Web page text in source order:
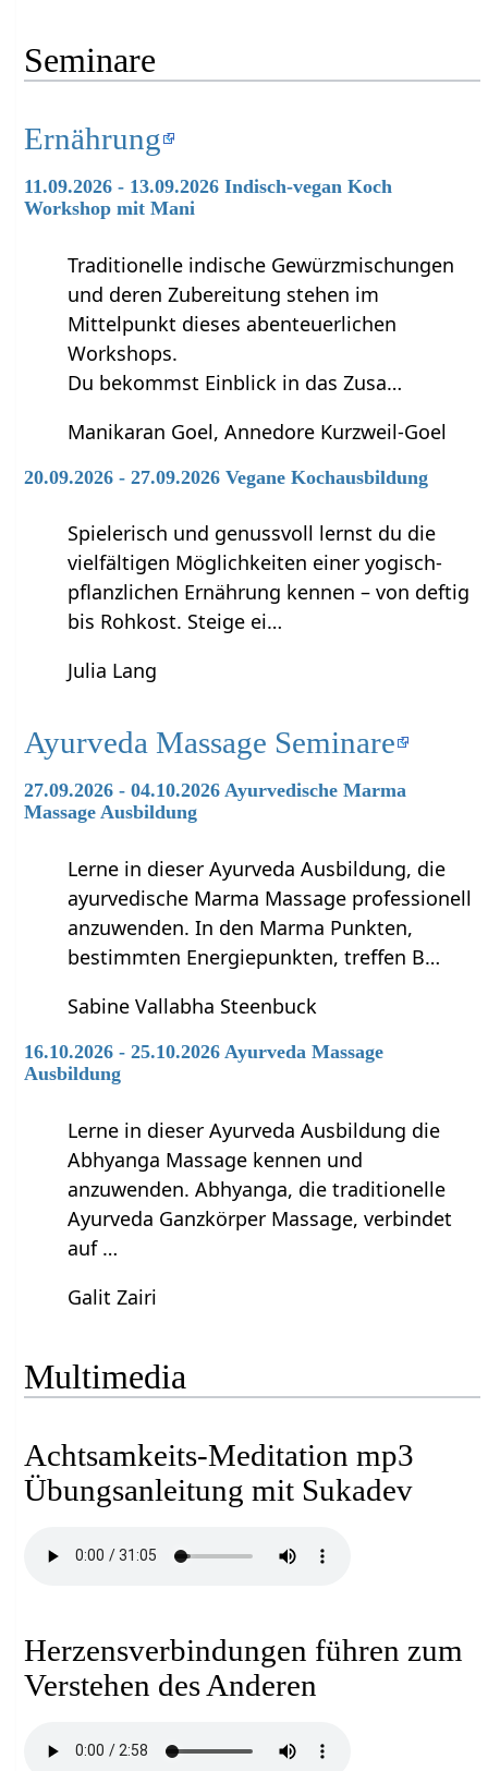
Seminare
Ernährung
11.09.2026 - 13.09.2026 Indisch-vegan Koch
Workshop mit Mani
Traditionelle indische Gewürzmischungen
und deren Zubereitung stehen im
Mittelpunkt dieses abenteuerlichen
Workshops.
Du bekommst Einblick in das Zusa…
Manikaran Goel, Annedore Kurzweil-Goel
20.09.2026 - 27.09.2026 Vegane Kochausbildung
Spielerisch und genussvoll lernst du die
vielfältigen Möglichkeiten einer yogisch-
pflanzlichen Ernährung kennen – von deftig
bis Rohkost. Steige ei…
Julia Lang
Ayurveda Massage Seminare
27.09.2026 - 04.10.2026 Ayurvedische Marma
Massage Ausbildung
Lerne in dieser Ayurveda Ausbildung, die
ayurvedische Marma Massage professionell
anzuwenden. In den Marma Punkten,
bestimmten Energiepunkten, treffen B…
Sabine Vallabha Steenbuck
16.10.2026 - 25.10.2026 Ayurveda Massage
Ausbildung
Lerne in dieser Ayurveda Ausbildung die
Abhyanga Massage kennen und
anzuwenden. Abhyanga, die traditionelle
Ayurveda Ganzkörper Massage, verbindet
auf …
Galit Zairi
Multimedia
Achtsamkeits-Meditation mp3
Übungsanleitung mit Sukadev
Herzensverbindungen führen zum
Verstehen des Anderen